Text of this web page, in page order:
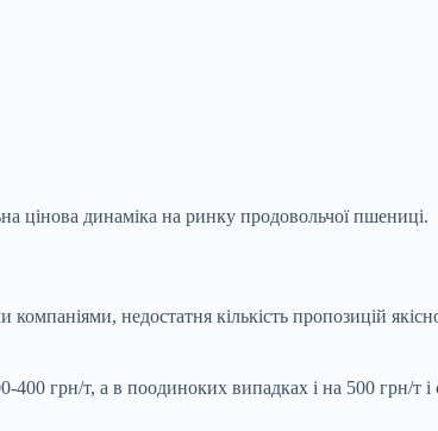
цінова динаміка на ринку продовольчої пшениці.
недостатня кількість пропозицій
400 грн/т, а в поодиноких випадках і на 500 грн/т